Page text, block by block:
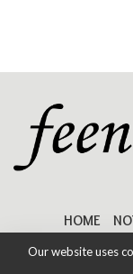
HOME
Our website uses